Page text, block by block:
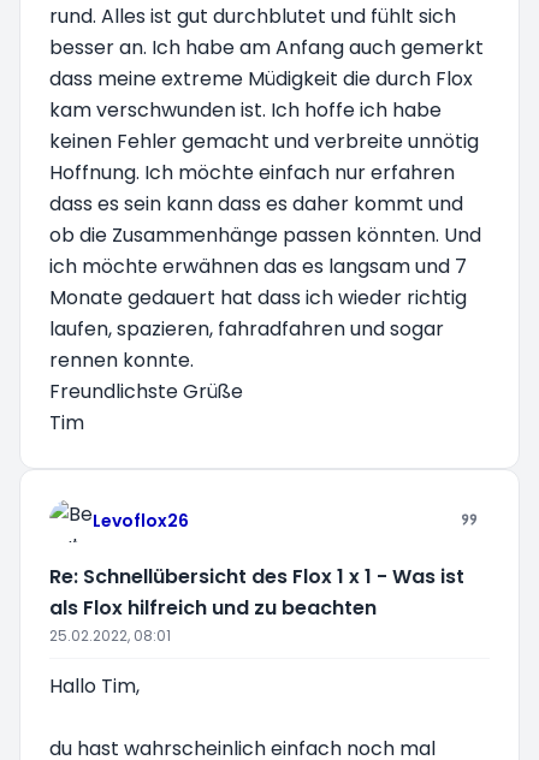
rund. Alles ist gut durchblutet und fühlt sich
besser an. Ich habe am Anfang auch gemerkt
dass meine extreme Müdigkeit die durch Flox
kam verschwunden ist. Ich hoffe ich habe
keinen Fehler gemacht und verbreite unnötig
Hoffnung. Ich möchte einfach nur erfahren
dass es sein kann dass es daher kommt und
ob die Zusammenhänge passen könnten. Und
ich möchte erwähnen das es langsam und 7
Monate gedauert hat dass ich wieder richtig
laufen, spazieren, fahradfahren und sogar
rennen konnte.
Freundlichste Grüße
Tim
Levoflox26
Re: Schnellübersicht des Flox 1 x 1 - Was ist
als Flox hilfreich und zu beachten
25.02.2022, 08:01
Hallo Tim,
du hast wahrscheinlich einfach noch mal